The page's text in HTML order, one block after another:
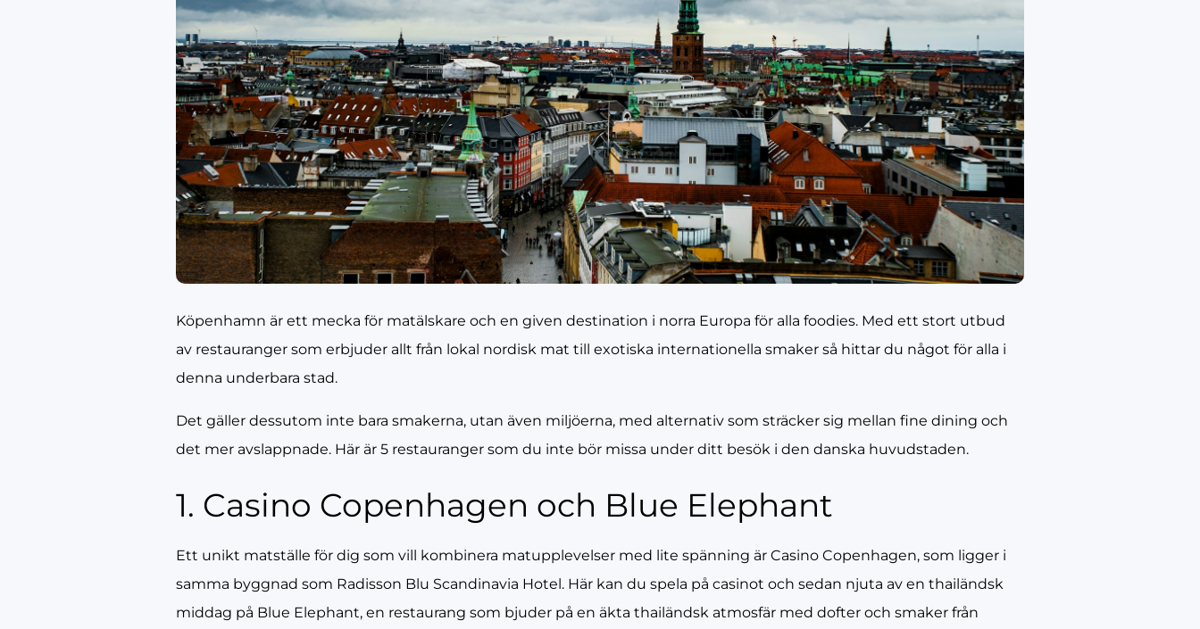
Köpenhamn är ett mecka för matälskare och en given destination i norra Europa för alla foodies. Med ett stort utbud
av restauranger som erbjuder allt från lokal nordisk mat till exotiska internationella smaker så hittar du något för alla i
denna underbara stad.
Det gäller dessutom inte bara smakerna, utan även miljöerna, med alternativ som sträcker sig mellan fine dining och
det mer avslappnade. Här är 5 restauranger som du inte bör missa under ditt besök i den danska huvudstaden.
1. Casino Copenhagen och Blue Elephant
Ett unikt matställe för dig som vill kombinera matupplevelser med lite spänning är Casino Copenhagen, som ligger i
samma byggnad som Radisson Blu Scandinavia Hotel. Här kan du spela på casinot och sedan njuta av en thailändsk
middag på Blue Elephant, en restaurang som bjuder på en äkta thailändsk atmosfär med dofter och smaker från